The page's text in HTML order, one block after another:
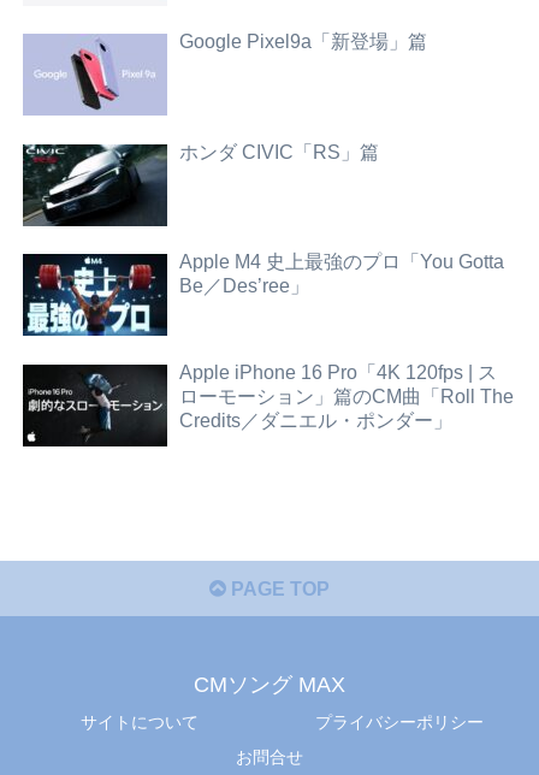
Google Pixel9a「新登場」篇
ホンダ CIVIC「RS」篇
Apple M4 史上最強のプロ「You Gotta
Be／Des’ree」
Apple iPhone 16 Pro「4K 120fps | ス
ローモーション」篇のCM曲「Roll The
Credits／ダニエル・ポンダー」
PAGE TOP
CMソング MAX
サイトについて
プライバシーポリシー
お問合せ